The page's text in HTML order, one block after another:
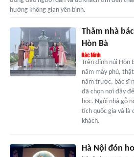
hưởng không gian yên bình.
Thăm nhà
Hòn Bà
Trên đỉnh núi Hòn
năm mây phủ,
năm trước, bác sĩ
đã chọn nơi đây
học. Ngôi nhà gỗ
tích quốc gia và là
khách.
Hà Nội đón